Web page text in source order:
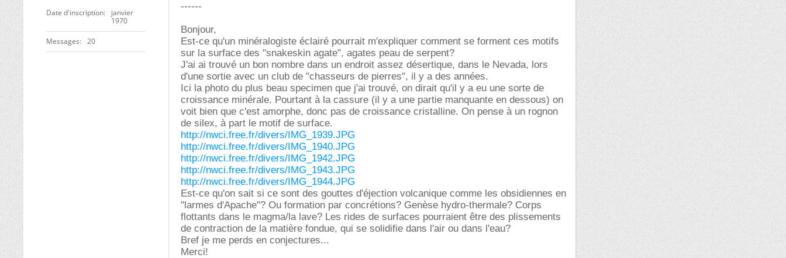
Date d'inscription
janvier
1970
Messages 20
------
Bonjour,
Est-ce qu'un minéralogiste éclairé pourrait m'expliquer comment se forment ces motifs
sur la surface des "snakeskin agate", agates peau de serpent?
J'ai ai trouvé un bon nombre dans un endroit assez désertique, dans le Nevada, lors
d'une sortie avec un club de "chasseurs de pierres", il y a des années.
Ici la photo du plus beau specimen que j'ai trouvé, on dirait qu'il y a eu une sorte de
croissance minérale. Pourtant à la cassure (il y a une partie manquante en dessous) on
voit bien que c'est amorphe, donc pas de croissance cristalline. On pense à un rognon
de silex, à part le motif de surface.
http://nwci.free.fr/divers/IMG_1939.JPG
http://nwci.free.fr/divers/IMG_1940.JPG
http://nwci.free.fr/divers/IMG_1942.JPG
http://nwci.free.fr/divers/IMG_1943.JPG
http://nwci.free.fr/divers/IMG_1944.JPG
Est-ce qu'on sait si ce sont des gouttes d'éjection volcanique comme les obsidiennes en
"larmes d'Apache"? Ou formation par concrétions? Genèse hydro-thermale? Corps
flottants dans le magma/la lave? Les rides de surfaces pourraient être des plissements
de contraction de la matière fondue, qui se solidifie dans l'air ou dans l'eau?
Bref je me perds en conjectures...
Merci!